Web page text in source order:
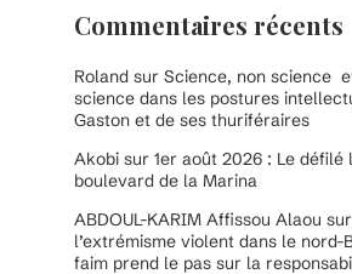
Commentaires récents
Roland sur Science, non science
science dans les postures
Gaston et de ses thuriféraires
Akobi sur 1er août 2026 : Le défilé
boulevard de la Marina
ABDOUL-KARIM Affissou Alaou sur
l’extrémisme violent dans le nord-
faim prend le pas sur la